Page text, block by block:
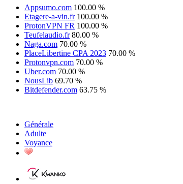
Appsumo.com 100.00 %
Etagere-a-vin.fr 100.00 %
ProtonVPN FR 100.00 %
Teufelaudio.fr 80.00 %
Naga.com 70.00 %
PlaceLibertine CPA 2023 70.00 %
Protonvpn.com 70.00 %
Uber.com 70.00 %
NousLib 69.70 %
Bitdefender.com 63.75 %
Générale
Adulte
Voyance